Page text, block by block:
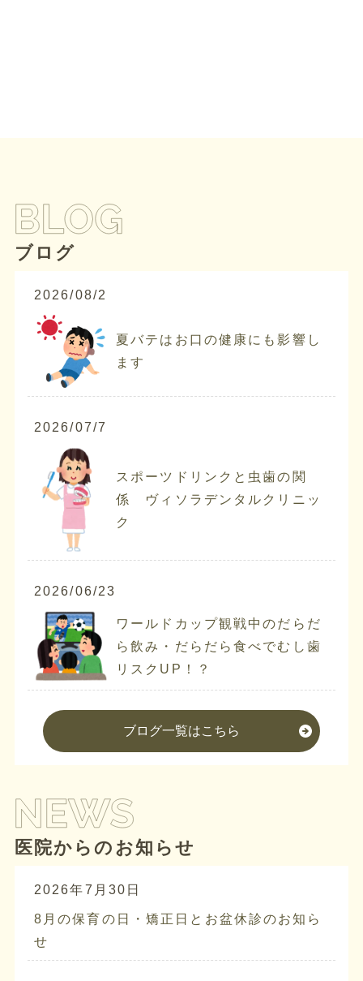
ブログ
2026/08/2
夏バテはお口の健康にも影響し
ます
2026/07/7
スポーツドリンクと虫歯の関
係 ヴィソラデンタルクリニッ
ク
2026/06/23
ワールドカップ観戦中のだらだ
ら飲み・だらだら食べでむし歯
リスクUP！？
ブログ一覧はこちら
医院からのお知らせ
2026年7月30日
8月の保育の日・矯正日とお盆休診のお知ら
せ